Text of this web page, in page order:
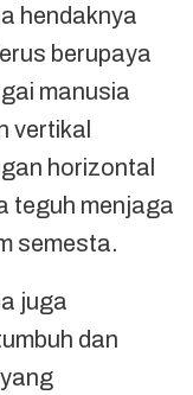
hendaknya
berupaya
manusia
vertikal
horizontal
teguh menjaga
semesta.
juga
dan